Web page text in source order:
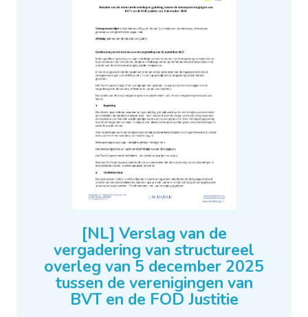
[NL] Verslag van de
vergadering van structureel
overleg van 5 december 2025
tussen de verenigingen van
BVT en de FOD Justitie